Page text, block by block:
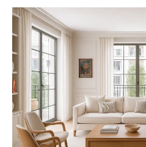
INICIO
NOSOTROS
SERVICIOS
ENGLISH